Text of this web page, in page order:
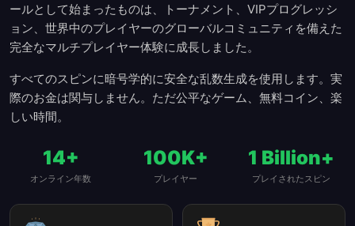
ールとして始まったものは、トーナメント、VIPプログレッシ
ョン、世界中のプレイヤーのグローバルコミュニティを備えた
完全なマルチプレイヤー体験に成長しました。
すべてのスピンに暗号学的に安全な乱数生成を使用します。実
際のお金は関与しません。ただ公平なゲーム、無料コイン、楽
しい時間。
14+
オンライン年数
100K+
プレイヤー
1 Billion+
プレイされたスピン